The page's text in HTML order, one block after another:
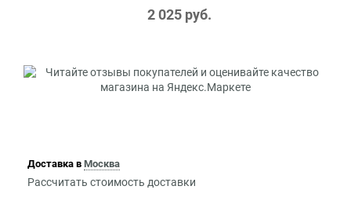
2 025 руб.
Доставка в Москва
Рассчитать стоимость доставки